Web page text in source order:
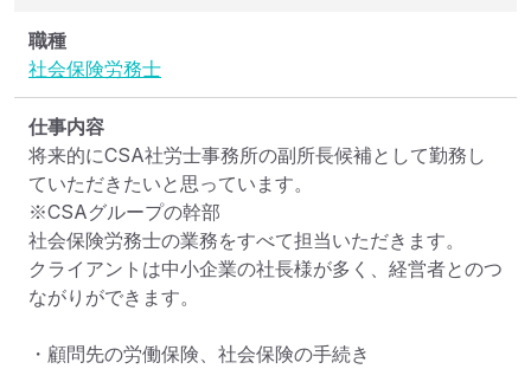
職種
社会保険労務士
仕事内容
将来的にCSA社労士事務所の副所長候補として勤務し
ていただきたいと思っています。
※CSAグループの幹部
社会保険労務士の業務をすべて担当いただきます。
クライアントは中小企業の社長様が多く、経営者とのつ
ながりができます。
・顧問先の労働保険、社会保険の手続き